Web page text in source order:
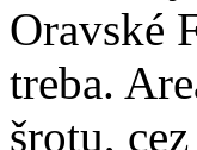
Oravské
treba.
šrotu,